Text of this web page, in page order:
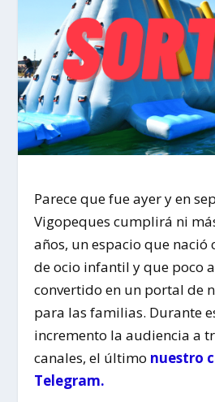
Parece que fue ayer y en
Vigopeques cumplirá ni
años, un espacio que nació
de ocio infantil y que poco
convertido en un portal de
para las familias. Durante
incremento la audiencia a
canales, el último nuestro
Telegram.